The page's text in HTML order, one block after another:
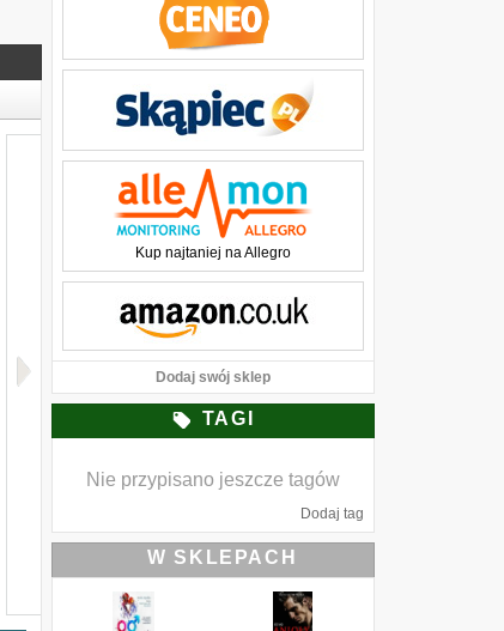
Kup najtaniej na Allegro
Dodaj swój sklep
TAGI
Nie przypisano jeszcze tagów
Dodaj tag
W SKLEPACH